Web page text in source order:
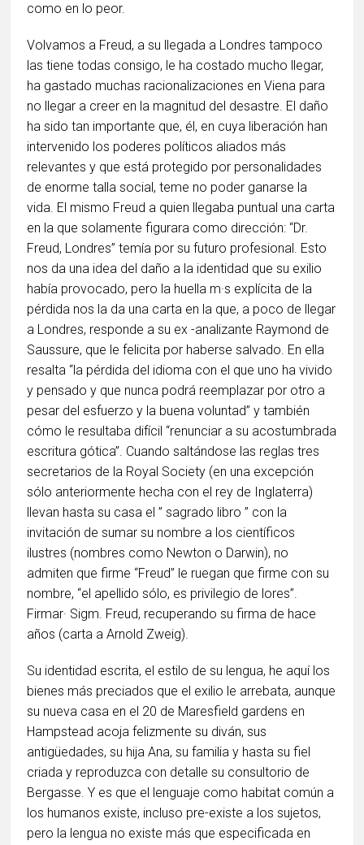
como en lo peor.
Volvamos a Freud, a su llegada a Londres tampoco
las tiene todas consigo, le ha costado mucho llegar,
ha gastado muchas racionalizaciones en Viena para
no llegar a creer en la magnitud del desastre. El daño
ha sido tan importante que, él, en cuya liberación han
intervenido los poderes políticos aliados más
relevantes y que está protegido por personalidades
de enorme talla social, teme no poder ganarse la
vida. El mismo Freud a quien llegaba puntual una carta
en la que solamente figurara como dirección: “Dr.
Freud, Londres” temía por su futuro profesional. Esto
nos da una idea del daño a la identidad que su exilio
había provocado, pero la huella m·s explícita de la
pérdida nos la da una carta en la que, a poco de llegar
a Londres, responde a su ex -analizante Raymond de
Saussure, que le felicita por haberse salvado. En ella
resalta “la pérdida del idioma con el que uno ha vivido
y pensado y que nunca podrá reemplazar por otro a
pesar del esfuerzo y la buena voluntad” y también
cómo le resultaba difícil “renunciar a su acostumbrada
escritura gótica”. Cuando saltándose las reglas tres
secretarios de la Royal Society (en una excepción
sólo anteriormente hecha con el rey de Inglaterra)
llevan hasta su casa el ” sagrado libro ” con la
invitación de sumar su nombre a los científicos
ilustres (nombres como Newton o Darwin), no
admiten que firme “Freud” le ruegan que firme con su
nombre, “el apellido sólo, es privilegio de lores”.
Firmar· Sigm. Freud, recuperando su firma de hace
años (carta a Arnold Zweig).
Su identidad escrita, el estilo de su lengua, he aquí los
bienes más preciados que el exilio le arrebata, aunque
su nueva casa en el 20 de Maresfield gardens en
Hampstead acoja felizmente su diván, sus
antigüedades, su hija Ana, su familia y hasta su fiel
criada y reproduzca con detalle su consultorio de
Bergasse. Y es que el lenguaje como habitat común a
los humanos existe, incluso pre-existe a los sujetos,
pero la lengua no existe más que especificada en